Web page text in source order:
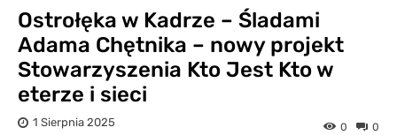
Ostrołęka w Kadrze – Śladami
Adama Chętnika – nowy projekt
Stowarzyszenia Kto Jest Kto w
eterze i sieci
1 Sierpnia 2025 0
0